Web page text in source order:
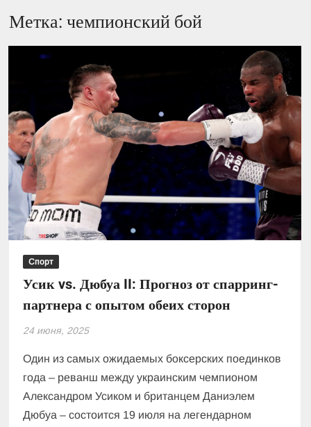
Метка:чемпионский бой
Спорт
Усик vs. Дюбуа II: Прогноз от спарринг-
партнера с опытом обеих сторон
24 июня, 2025
Один из самых ожидаемых боксерских поединков
года – реванш между украинским чемпионом
Александром Усиком и британцем Даниэлем
Дюбуа – состоится 19 июля на легендарном